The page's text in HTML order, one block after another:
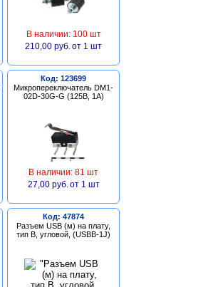
В наличии: 100 шт
210,00 руб. от 1 шт
Код: 123699
Микропереключатель DM1-
02D-30G-G (125В, 1А)
В наличии: 81 шт
27,00 руб. от 1 шт
Код: 47874
Разъем USB (м) на плату,
тип В, угловой, (USBB-1J)